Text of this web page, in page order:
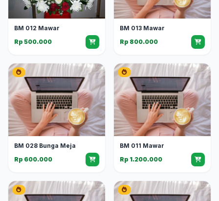
BM 012 Mawar
Rp 500.000
BM 013 Mawar
Rp 800.000
BM 028 Bunga Meja
Rp 600.000
BM 011 Mawar
Rp 1.200.000